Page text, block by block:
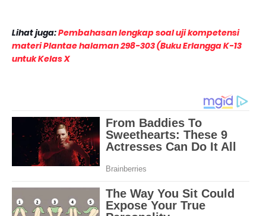
Lihat juga:Pembahasan lengkap soal uji kompetensi
materi Plantae halaman 298-303 (Buku Erlangga K-13
untuk Kelas X